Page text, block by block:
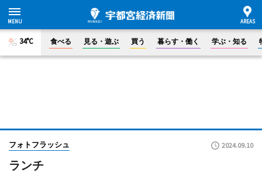
34°C 食べる 見る・遊ぶ 買う 暮らす・働く 学ぶ・知る
フォトフラッシュ 2024.09.10
ランチ